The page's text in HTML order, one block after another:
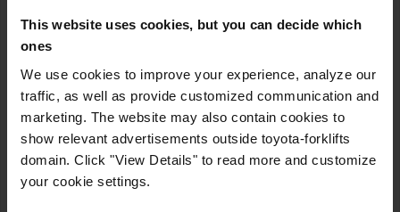
This website uses cookies, but you can decide which
ones
We use cookies to improve your experience, analyze our
traffic, as well as provide customized communication and
marketing. The website may also contain cookies to
show relevant advertisements outside toyota-forklifts
domain. Click "View Details" to read more and customize
your cookie settings.
Votre message